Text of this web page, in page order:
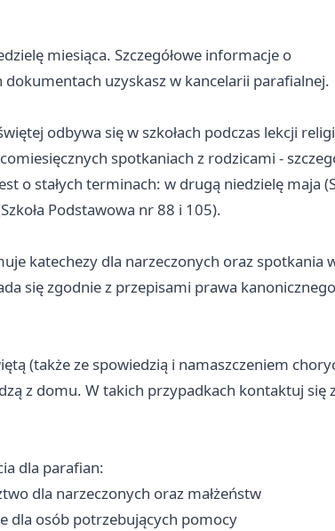
miesiąca. Szczegółowe informacje o
uzyskasz w kancelarii parafialnej.
odbywa się w szkołach podczas lekcji
spotkaniach z rodzicami -
o stałych terminach: w drugą niedzielę maja
Podstawowa nr 88 i 105).
katechezy dla narzeczonych oraz spotkania
się zgodnie z przepisami prawa
(także ze spowiedzią i namaszczeniem
z domu. W takich przypadkach kontaktuj się
dla parafian:
dla narzeczonych oraz małżeństw
dla osób potrzebujących pomocy